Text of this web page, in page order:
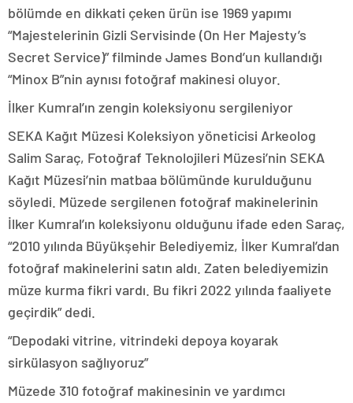
bölümde en dikkati çeken ürün ise 1969 yapımı
“Majestelerinin Gizli Servisinde (On Her Majesty’s
Secret Service)” filminde James Bond’un kullandığı
“Minox B”nin aynısı fotoğraf makinesi oluyor.
İlker Kumral’ın zengin koleksiyonu sergileniyor
SEKA Kağıt Müzesi Koleksiyon yöneticisi Arkeolog
Salim Saraç, Fotoğraf Teknolojileri Müzesi’nin SEKA
Kağıt Müzesi’nin matbaa bölümünde kurulduğunu
söyledi. Müzede sergilenen fotoğraf makinelerinin
İlker Kumral’ın koleksiyonu olduğunu ifade eden Saraç,
“2010 yılında Büyükşehir Belediyemiz, İlker Kumral’dan
fotoğraf makinelerini satın aldı. Zaten belediyemizin
müze kurma fikri vardı. Bu fikri 2022 yılında faaliyete
geçirdik” dedi.
“Depodaki vitrine, vitrindeki depoya koyarak
sirkülasyon sağlıyoruz”
Müzede 310 fotoğraf makinesinin ve yardımcı